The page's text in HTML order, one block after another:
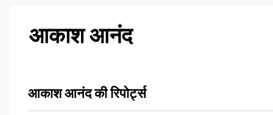
आकाश आनंद
आकाश आनंद की रिपोर्ट्स